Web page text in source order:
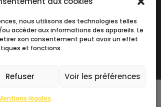
nous utilisons des technologies telles
accéder aux informations des appareils. Le
son consentement peut avoir un effet
et fonctions.
Refuser Voir les préférences
légales
NEWSLETTERS